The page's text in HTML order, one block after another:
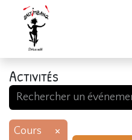
Activités
Cours
×